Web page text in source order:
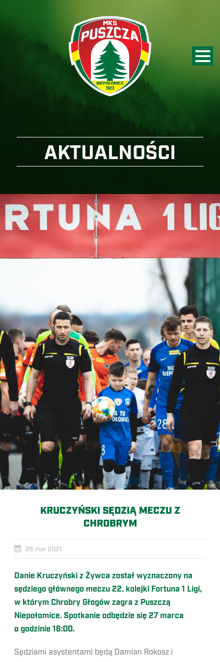
AKTUALNOŚCI
KRUCZYŃSKI SĘDZIĄ MECZU Z
CHROBRYM
26 mar 2021
Danie Kruczyński z Żywca został wyznaczony na
sędziego głównego meczu 22. kolejki Fortuna 1 Ligi,
w którym Chrobry Głogów zagra z Puszczą
Niepołomice. Spotkanie odbędzie się 27 marca
o godzinie 16:00.
Sędziami asystentami będą Damian Rokosz i